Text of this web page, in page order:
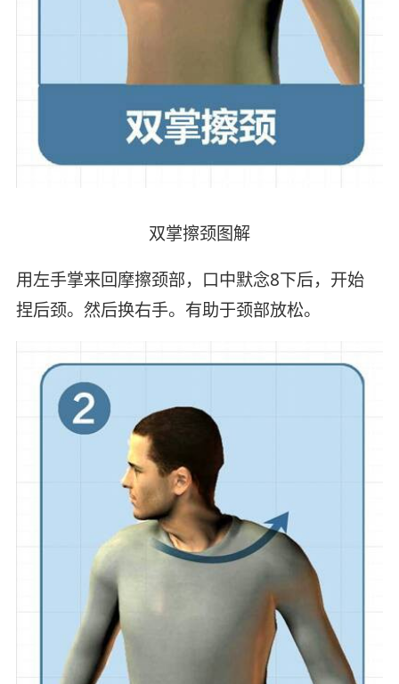
双掌擦颈图解
用左手掌来回摩擦颈部，口中默念8下后，开始
捏后颈。然后换右手。有助于颈部放松。